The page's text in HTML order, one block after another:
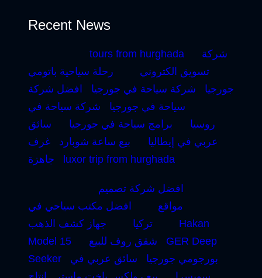
Recent News
tours from hurghada
شركة
تسويق الكتروني
رحلة سياحية باتومي
جورجيا
شركة سياحة في جورجيا
افضل شركة
سياحة في جورجيا
شركة سياحة في
روسيا
برامج سياحة في جورجيا
سائق
عربي في إيطاليا
بيع ساعة شوبارد
غرف
جاهزة
luxor trip from hurghada
افضل شركة تصميم
مواقع
افضل مكتب سياحي في
تركيا
جهاز كشف الذهب
Hakan
Model 15
شقق روف للبيع
GER Deep
Seeker
بورجومي جورجيا
سائق عربي في